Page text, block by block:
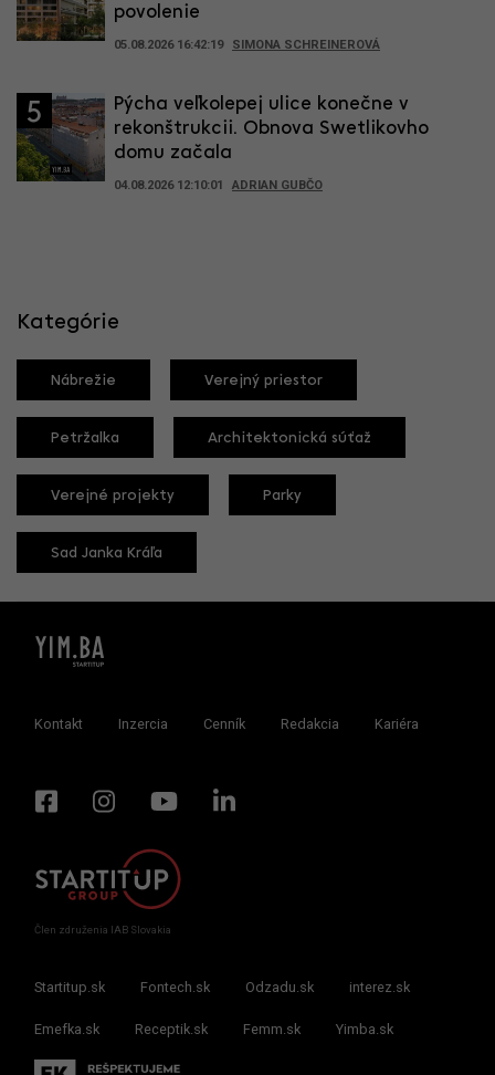
povolenie
05.08.2026 16:42:19 SIMONA SCHREINEROVÁ
5
Pýcha veľkolepej ulice konečne v
rekonštrukcii. Obnova Swetlikovho
domu začala
04.08.2026 12:10:01 ADRIAN GUBČO
Kategórie
Nábrežie Verejný priestor
Petržalka Architektonická súťaž
Verejné projekty Parky
Sad Janka Kráľa
Kontakt Inzercia Cenník Redakcia Kariéra
Člen združenia IAB Slovakia
Startitup.sk Fontech.sk Odzadu.sk interez.sk
Emefka.sk Receptik.sk Femm.sk Yimba.sk